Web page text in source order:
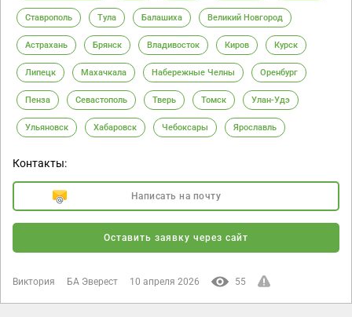
Ставрополь Тула Балашиха Великий Новгород
Астрахань Брянск Владивосток Киров Курск
Липецк Махачкала Набережные Челны Оренбург
Пенза Севастополь Тверь Томск Улан-Удэ
Ульяновск Хабаровск Чебоксары Ярославль
Контакты:
Написать на почту
Оставить заявку через сайт
Виктория БА Эверест 10 апреля 2026 55